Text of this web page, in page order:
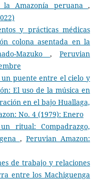
la Amazonía peruana,
y prácticas médicas
colona asentada en la
Mazuko,Peruvian
puente entre el cielo y
El uso de la música en
en el bajo Huallaga,
No. 4 (1979): Enero
ritual: Compadrazgo,
, Peruvian Amazon:
de trabajo y relaciones
entre los Machiguenga